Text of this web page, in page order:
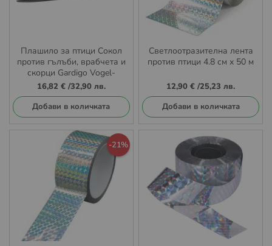
Плашило за птици Сокол
против гълъби, врабчета и
скорци Gardigo Vogel-
Abwehr Falke
16,82 €/32,90 лв.
Добави в количката
Светлоотразителна лента
против птици 4.8 см x 50 м
12,90 € /25,23 лв.
Добави в количката
-21%